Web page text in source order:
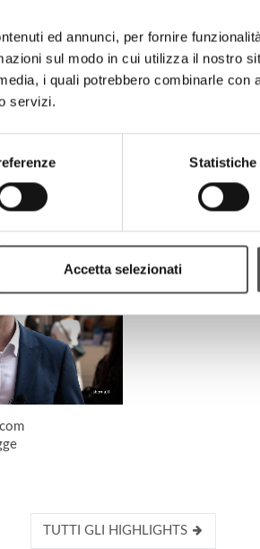
ed annunci, per fornire
sul modo in cui utilizza il nostro
i quali potrebbero combinarle con
servizi.
Statistiche
Accetta selezionati
HIGHLIGHTS
TUTTI GLI HIGHLIGHTS